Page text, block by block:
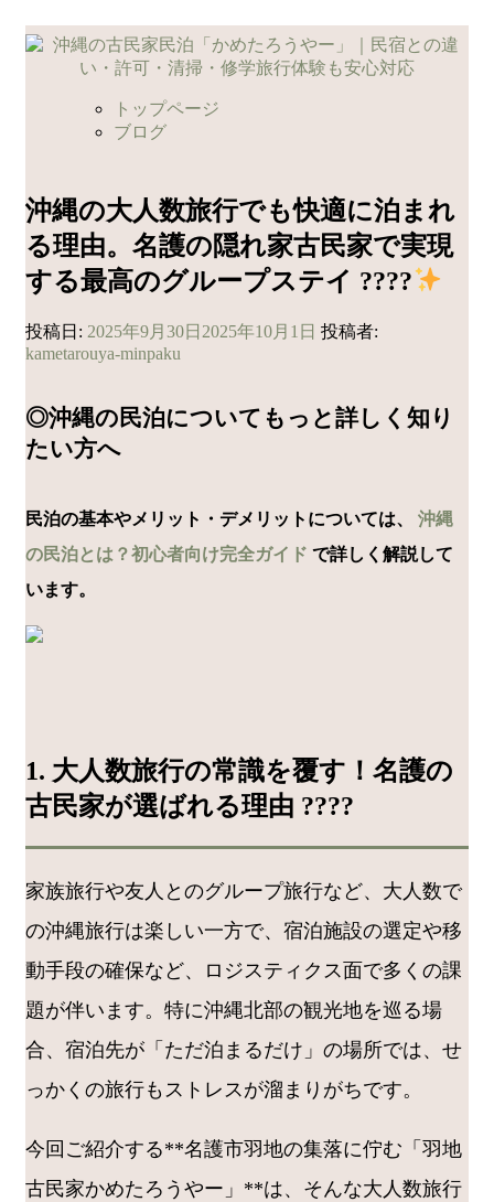
コ
ン
キ
ッ
プ
トップページ
ブログ
沖縄の大人数旅行でも快適に泊まれ
る理由。名護の隠れ家古民家で実現
する最高のグループステイ ????
投稿日: 2025年9月30日 2025年10月1日 投稿者:
kametarouya-minpaku
◎沖縄の民泊についてもっと詳しく知り
たい方へ
民泊の基本やメリット・デメリットについては、 沖縄
の民泊とは？初心者向け完全ガイド で詳しく解説して
います。
1. 大人数旅行の常識を覆す！名護の
古民家が選ばれる理由 ????
家族旅行や友人とのグループ旅行など、大人数で
の沖縄旅行は楽しい一方で、宿泊施設の選定や移
動手段の確保など、ロジスティクス面で多くの課
題が伴います。特に沖縄北部の観光地を巡る場
合、宿泊先が「ただ泊まるだけ」の場所では、せ
っかくの旅行もストレスが溜まりがちです。
今回ご紹介する**名護市羽地の集落に佇む「羽地
古民家かめたろうやー」**は、そんな大人数旅行